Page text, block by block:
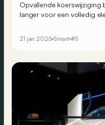
Opvallende koerswijziging
langer voor een volledig
21 jan 2025 Smart #5